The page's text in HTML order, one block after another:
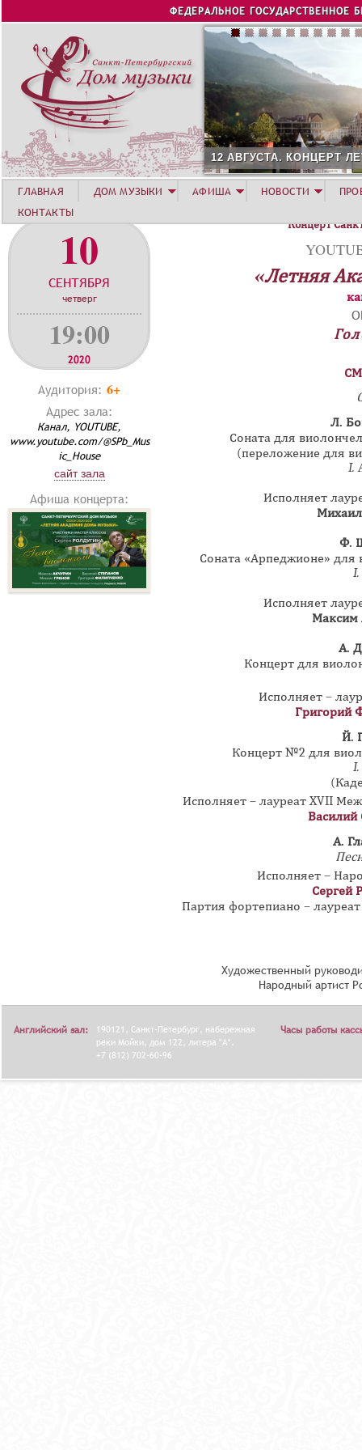
Jump to navigation
ФЕДЕРАЛЬНОЕ ГОСУДАРСТВЕННОЕ
12 АВГУСТА. КОНЦЕРТ
10
СЕНТЯБРЯ
четверг
19:00
2020
Аудитория: 6+
Адрес зала:
Канал, YOUTUBE,
www.youtube.com/@SPb_Mus
ic_House
сайт зала
Афиша концерта:
Концерт
«Летняя
Л.
Соната для
(переложение для
I.
Исполняет
Ф.
Соната «Арпеджионе» для
Исполняет
Максим
А.
Концерт для
Исполняет –
Григорий
Й.
Концерт №2 для
I.
Исполняет – лауреат XVII
Василий
А.
Исполняет –
Сергей
Партия фортепиано –
Художественный
Народный артист
ГЛАВНАЯ ДОМ МУЗЫКИ АФИША НОВОСТИ
КОНТАКТЫ
Английский зал:
190121, Санкт-Петербург, набережная
реки Мойки, дом 122, литера "А".
+7 (812) 702-60-96
Часы работы